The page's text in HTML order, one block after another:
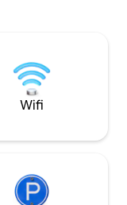
In beliebtem
nahe Thermen
möglich
Wifi